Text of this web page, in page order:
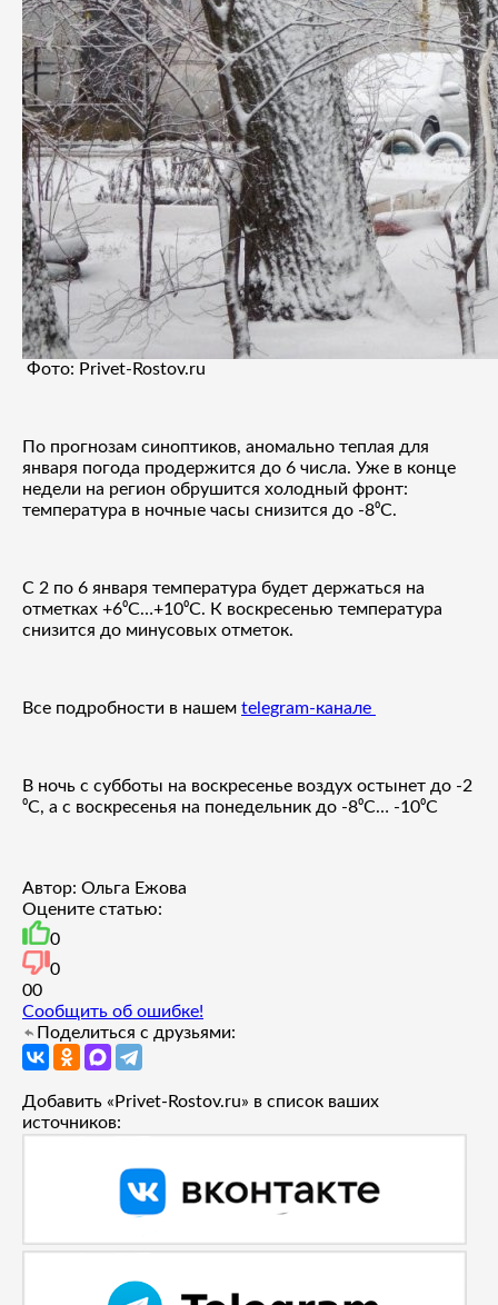
Фото: Privet-Rostov.ru
По прогнозам синоптиков, аномально теплая для
января погода продержится до 6 числа. Уже в конце
недели на регион обрушится холодный фронт:
температура в ночные часы снизится до -8⁰С.
С 2 по 6 января температура будет держаться на
отметках +6⁰С…+10⁰С. К воскресенью температура
снизится до минусовых отметок.
Все подробности в нашем telegram-канале
В ночь с субботы на воскресенье воздух остынет до -2
⁰С, а с воскресенья на понедельник до -8⁰С… -10⁰С
Автор: Ольга Ежова
Оцените статью:
0
0
00
Сообщить об ошибке!
Поделиться с друзьями:
Добавить «Privet-Rostov.ru» в список ваших
источников: